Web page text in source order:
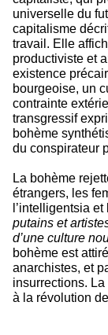
universelle du
capitalisme
travail. Elle
productiviste et
existence
bourgeoise, un
contrainte
transgressif
bohème
du conspirateur
La bohème
étrangers, les
l’intelligentsia
putains et
d’une culture
bohème est
anarchistes, et
insurrections.
à la révolution